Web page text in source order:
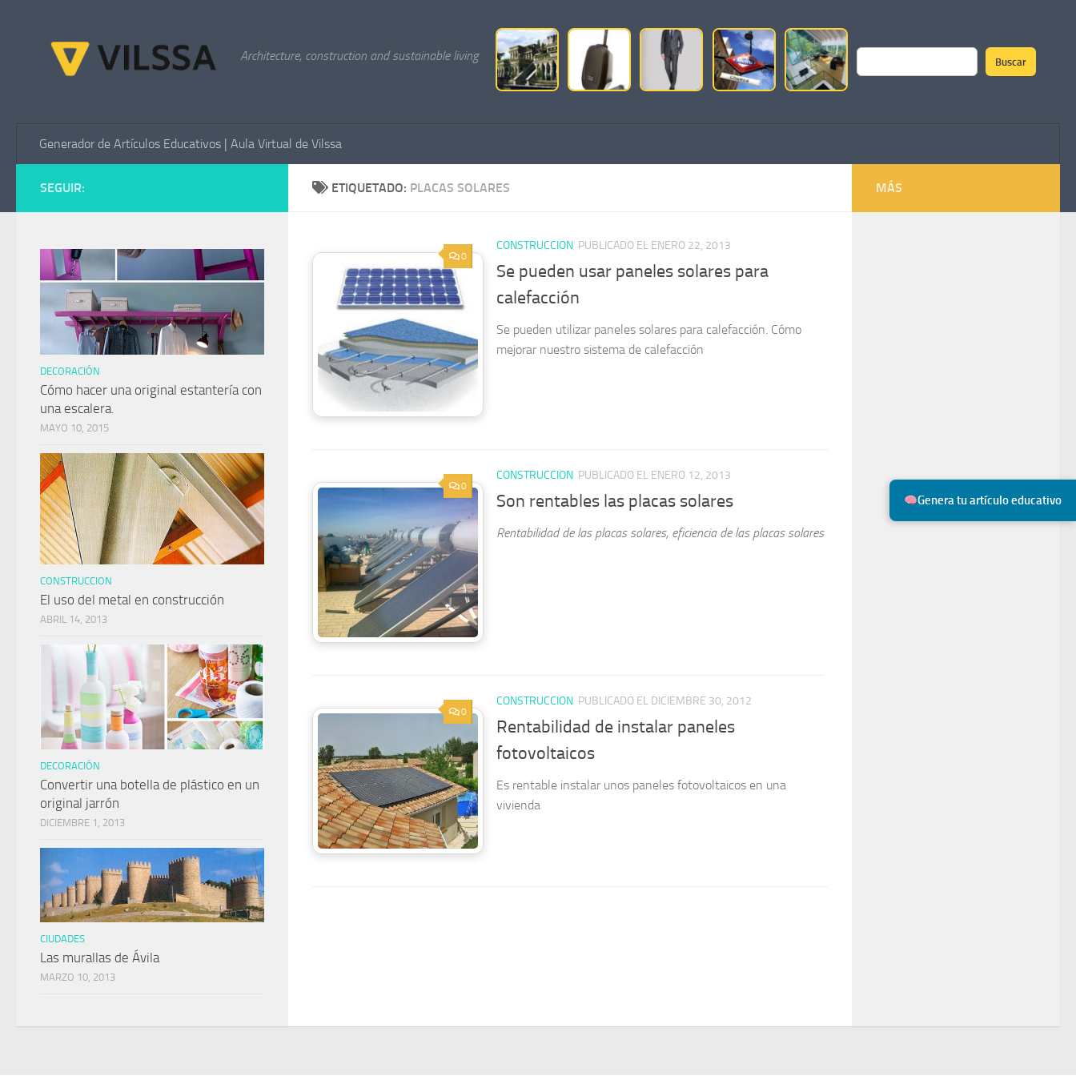
Genera tu artículo educativo
Architecture, construction and sustainable living
Buscar
Buscar
Generador de Artículos Educativos | Aula Virtual de Vilssa
ETIQUETADO: PLACAS SOLARES
0
CONSTRUCCION PUBLICADO EL ENERO 22, 2013
Se pueden usar paneles solares para
calefacción
Se pueden utilizar paneles solares para calefacción. Cómo
mejorar nuestro sistema de calefacción
0
CONSTRUCCION PUBLICADO EL ENERO 12, 2013
Son rentables las placas solares
Rentabilidad de las placas solares, eficiencia de las placas solares
0
CONSTRUCCION PUBLICADO EL DICIEMBRE 30, 2012
Rentabilidad de instalar paneles
fotovoltaicos
Es rentable instalar unos paneles fotovoltaicos en una
vivienda
SEGUIR:
DECORACIÓN
Cómo hacer una original estantería con
una escalera.
MAYO 10, 2015
CONSTRUCCION
El uso del metal en construcción
ABRIL 14, 2013
DECORACIÓN
Convertir una botella de plástico en un
original jarrón
DICIEMBRE 1, 2013
CIUDADES
Las murallas de Ávila
MARZO 10, 2013
MÁS